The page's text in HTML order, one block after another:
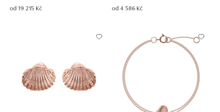
od 19 215 Kč od 4 586 Kč